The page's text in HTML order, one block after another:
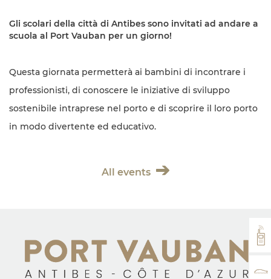
Gli scolari della città di Antibes sono invitati ad andare a
scuola al Port Vauban per un giorno!
Questa giornata permetterà ai bambini di incontrare i
professionisti, di conoscere le iniziative di sviluppo
sostenibile intraprese nel porto e di scoprire il loro porto
in modo divertente ed educativo.
All events